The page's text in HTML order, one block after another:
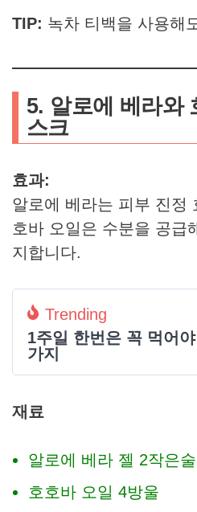
TIP: 녹차 티백을 사용해
5. 알로에 베라와
스크
효과:
알로에 베라는 피부 진정
호바 오일은 수분을 공급
지합니다.
Trending
1주일 한번은 꼭 먹어
가지
재료
알로에 베라 젤 2작은술
호호바 오일 4방울